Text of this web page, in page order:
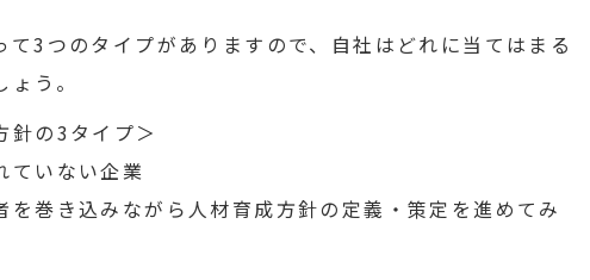
て3つのタイプがありますので、自社はどれに当てはまる
う。
針の3タイプ＞
いない企業
を巻き込みながら人材育成方針の定義・策定を進めてみ